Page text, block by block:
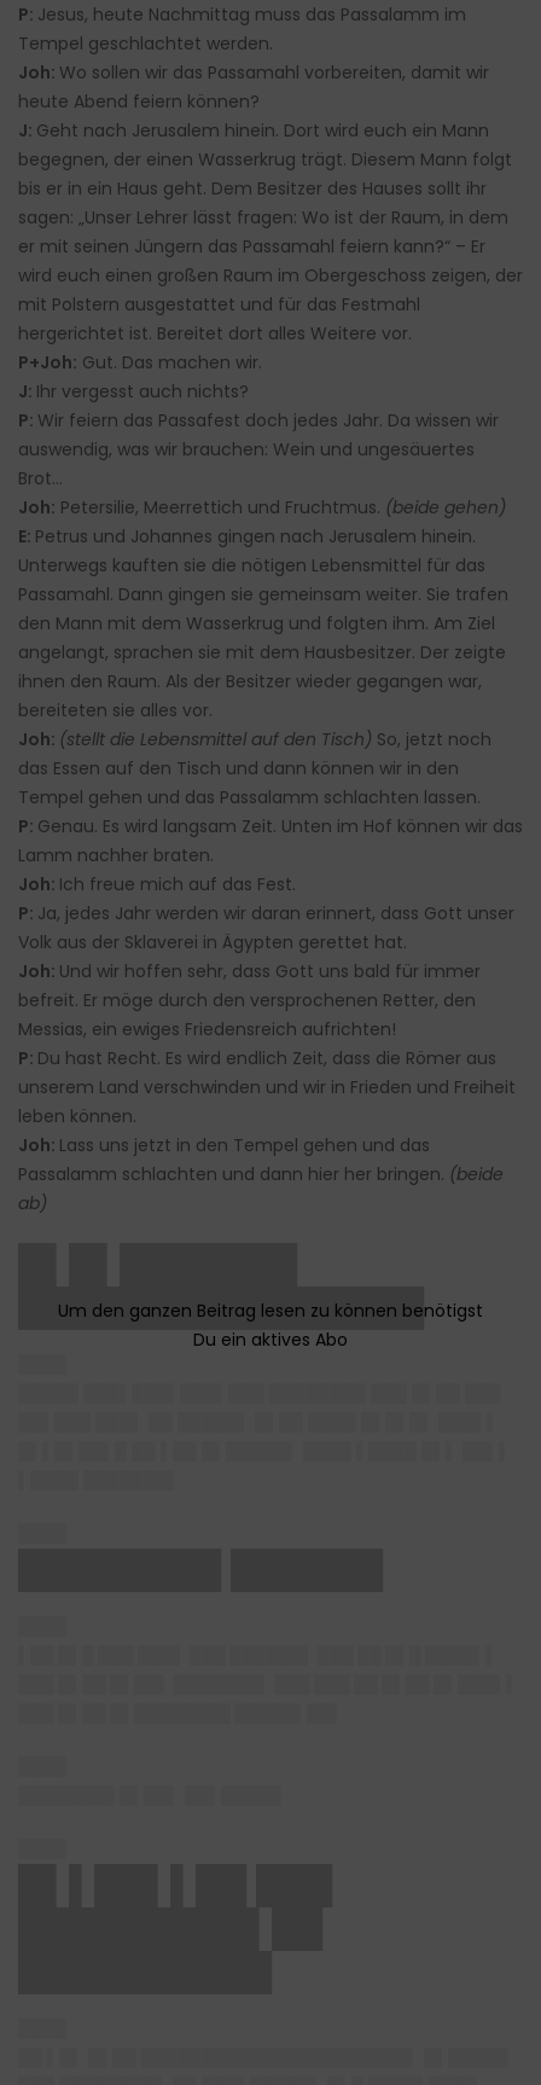
P: Jesus, heute Nachmittag muss das Passalamm im
Tempel geschlachtet werden.
Joh: Wo sollen wir das Passamahl vorbereiten, damit wir
heute Abend feiern können?
J: Geht nach Jerusalem hinein. Dort wird euch ein Mann
begegnen, der einen Wasserkrug trägt. Diesem Mann folgt
bis er in ein Haus geht. Dem Besitzer des Hauses sollt ihr
sagen: „Unser Lehrer lässt fragen: Wo ist der Raum, in dem
er mit seinen Jüngern das Passamahl feiern kann?“ – Er
wird euch einen großen Raum im Obergeschoss zeigen, der
mit Polstern ausgestattet und für das Festmahl
hergerichtet ist. Bereitet dort alles Weitere vor.
P+Joh: Gut. Das machen wir.
J: Ihr vergesst auch nichts?
P: Wir feiern das Passafest doch jedes Jahr. Da wissen wir
auswendig, was wir brauchen: Wein und ungesäuertes
Brot…
Joh: Petersilie, Meerrettich und Fruchtmus. (beide gehen)
E: Petrus und Johannes gingen nach Jerusalem hinein.
Unterwegs kauften sie die nötigen Lebensmittel für das
Passamahl. Dann gingen sie gemeinsam weiter. Sie trafen
den Mann mit dem Wasserkrug und folgten ihm. Am Ziel
angelangt, sprachen sie mit dem Hausbesitzer. Der zeigte
ihnen den Raum. Als der Besitzer wieder gegangen war,
bereiteten sie alles vor.
Joh: (stellt die Lebensmittel auf den Tisch) So, jetzt noch
das Essen auf den Tisch und dann können wir in den
Tempel gehen und das Passalamm schlachten lassen.
P: Genau. Es wird langsam Zeit. Unten im Hof können wir das
Lamm nachher braten.
Joh: Ich freue mich auf das Fest.
P: Ja, jedes Jahr werden wir daran erinnert, dass Gott unser
Volk aus der Sklaverei in Ägypten gerettet hat.
Joh: Und wir hoffen sehr, dass Gott uns bald für immer
befreit. Er möge durch den versprochenen Retter, den
Messias, ein ewiges Friedensreich aufrichten!
P: Du hast Recht. Es wird endlich Zeit, dass die Römer aus
unserem Land verschwinden und wir in Frieden und Freiheit
leben können.
Joh: Lass uns jetzt in den Tempel gehen und das
Passalamm schlachten und dann hier her bringen. (beide
ab)
████████████████